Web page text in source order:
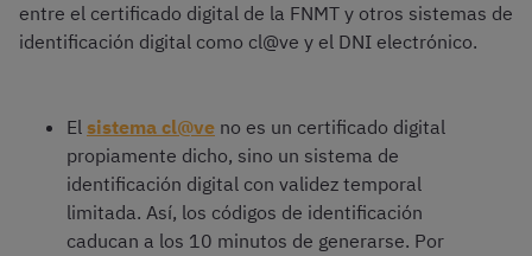
entre el certificado digital de la FNMT y otros sistemas de
identificación digital como cl@ve y el DNI electrónico.
El sistema cl@ve no es un certificado digital
propiamente dicho, sino un sistema de
identificación digital con validez temporal
limitada. Así, los códigos de identificación
caducan a los 10 minutos de generarse. Por